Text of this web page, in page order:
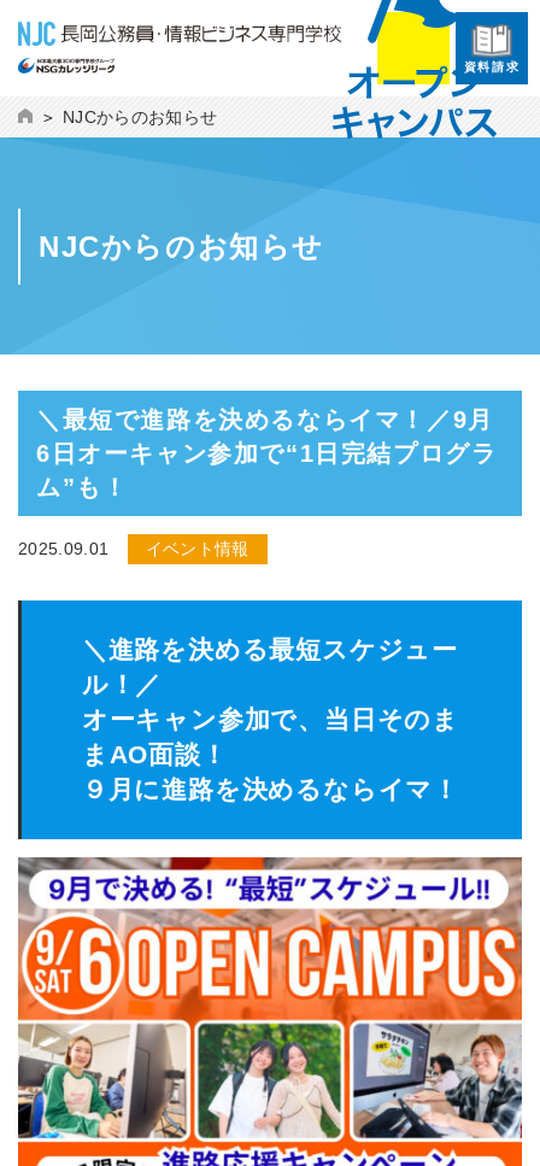
資料請求
NJCからのお知らせ
NJCからのお知らせ
＼最短で進路を決めるならイマ！／9月
6日オーキャン参加で“1日完結プログラ
ム”も！
2025.09.01 イベント情報
＼進路を決める最短スケジュー
ル！／
オーキャン参加で、当日そのま
まAO面談！
９月に進路を決めるならイマ！